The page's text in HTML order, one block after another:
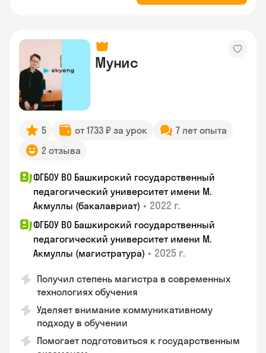
Мунис
5 от 1733 ₽ за урок
7 лет опыта
2 отзыва
ФГБОУ ВО Башкирский государственный
педагогический университет имени М.
Акмуллы (бакалавриат) • 2022 г.
ФГБОУ ВО Башкирский государственный
педагогический университет имени М.
Акмуллы (магистратура) • 2025 г.
Получил степень магистра в современных
технологиях обучения
Уделяет внимание коммуникативному
подходу в обучении
Помогает подготовиться к государственным